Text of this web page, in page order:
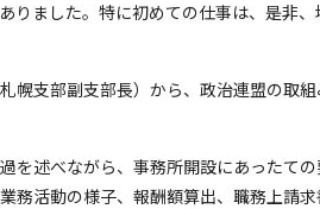
りました。特に初めての仕事は、是非
幌支部副支部長）から、政治連盟の取
を述べながら、事務所開設にあったて
務活動の様子、報酬額算出、職務上請